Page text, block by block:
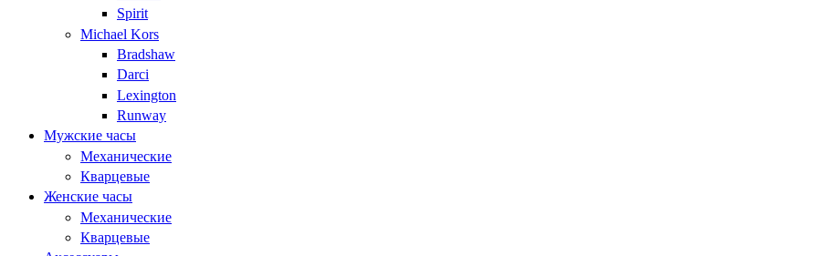
Spirit
Michael Kors
Bradshaw
Darci
Lexington
Runway
Мужские часы
Механические
Кварцевые
Женские часы
Механические
Кварцевые